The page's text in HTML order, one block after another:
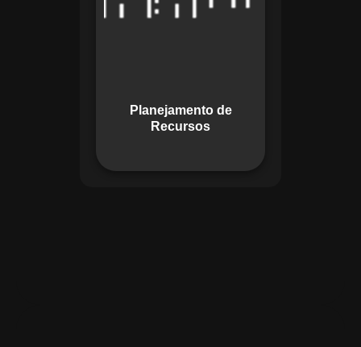
Planejamento de
Recursos
garante o uso
promovendo